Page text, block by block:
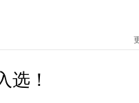
选！